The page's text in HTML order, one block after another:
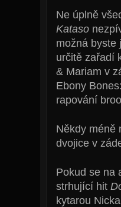
Ne úplně
Kataso
možná
určitě zařadí
& Mariam v
Ebony
rapování
Někdy méně
dvojice v
Pokud se na
strhující hit
kytarou